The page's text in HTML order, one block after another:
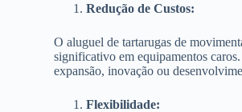
Redução de Custos:
O aluguel de tartarugas de
significativo em equipamentos
expansão, inovação ou
Flexibilidade: